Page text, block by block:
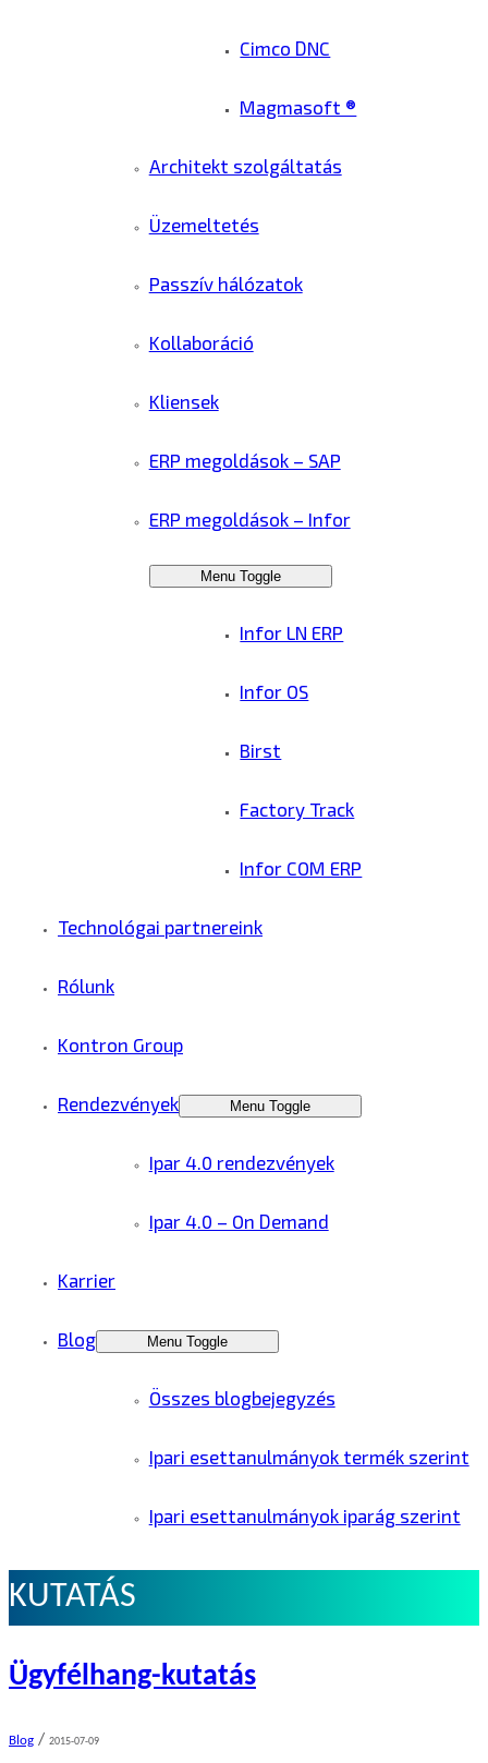
Cimco DNC
Magmasoft ®
Architekt szolgáltatás
Üzemeltetés
Passzív hálózatok
Kollaboráció
Kliensek
ERP megoldások – SAP
ERP megoldások – Infor
Menu Toggle
Infor LN ERP
Infor OS
Birst
Factory Track
Infor COM ERP
Technológai partnereink
Rólunk
Kontron Group
Rendezvények Menu Toggle
Ipar 4.0 rendezvények
Ipar 4.0 – On Demand
Karrier
Blog Menu Toggle
Összes blogbejegyzés
Ipari esettanulmányok termék szerint
Ipari esettanulmányok iparág szerint
KUTATÁS
Ügyfélhang-kutatás
Blog / 2015-07-09